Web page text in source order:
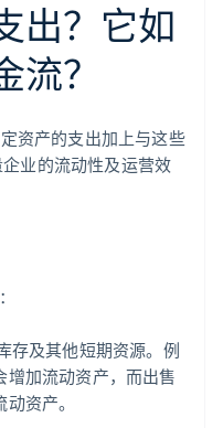
出？它如
流？
资产的支出加上与这些
业的流动性及运营效
存及其他短期资源。例
加流动资产，而出售
资产。